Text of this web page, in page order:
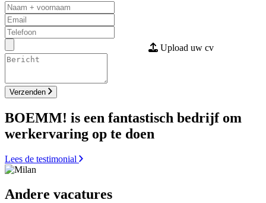
Upload uw cv
Verzenden
BOEMM! is een fantastisch bedrijf om
werkervaring op te doen
Lees de testimonial
Andere vacatures